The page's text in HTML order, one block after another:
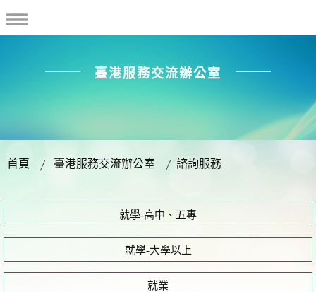
臺港服務交流辦公室
首頁 臺港服務交流辦公室 諮詢服務
就學-高中、五專
就學-大學以上
就業